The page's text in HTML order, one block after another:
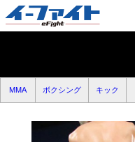
MMA ボクシング キック